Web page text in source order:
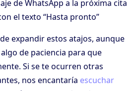
de WhatsApp a la próxima cita
el texto “Hasta pronto”
expandir estos atajos, aunque
de paciencia para que
Si se te ocurren otras
nos encantaría escuchar